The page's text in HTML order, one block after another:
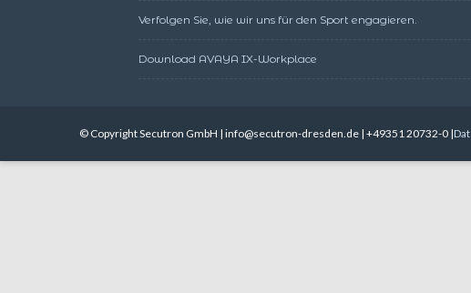
Verfolgen Sie, wie wir uns für den Sport engagieren.
Download AVAYA IX-Workplace
© Copyright Secutron GmbH | info@secutron-dresden.de | +49351 20732-0 |